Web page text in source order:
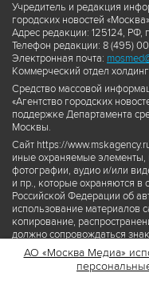
Учредитель и редакция
городских новостей
Адрес редакции: 125124, РФ,
Телефон редакции: 8 (495)
Электронная почта:
Коммерческий отдел
Средство массовой
«Агентство городских
поддержке Департамента
Москвы.
Сайт https://
иные охраняемые элементы,
фотографии, аудио и/или
и пр., которые охраняются в
Российской Федерации об
использование материалов
копирование,
должно сопровождаться
правообладателя © АО
www.mskagency.ru как на
материалов сайта
АО «Москва Медиа»